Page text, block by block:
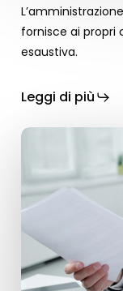
fornisce ai propri
esaustiva.
Leggi di più